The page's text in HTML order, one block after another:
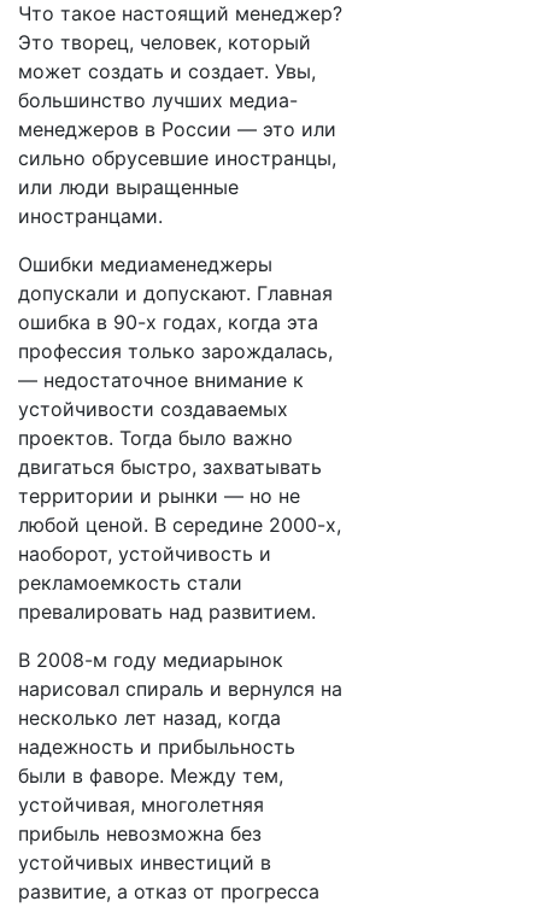
Что такое настоящий менеджер?
Это творец, человек, который
может создать и создает. Увы,
большинство лучших медиа-
менеджеров в России — это или
сильно обрусевшие иностранцы,
или люди выращенные
иностранцами.
Ошибки медиаменеджеры
допускали и допускают. Главная
ошибка в 90-х годах, когда эта
профессия только зарождалась,
— недостаточное внимание к
устойчивости создаваемых
проектов. Тогда было важно
двигаться быстро, захватывать
территории и рынки — но не
любой ценой. В середине 2000-х,
наоборот, устойчивость и
рекламоемкость стали
превалировать над развитием.
В 2008-м году медиарынок
нарисовал спираль и вернулся на
несколько лет назад, когда
надежность и прибыльность
были в фаворе. Между тем,
устойчивая, многолетняя
прибыль невозможна без
устойчивых инвестиций в
развитие, а отказ от прогресса